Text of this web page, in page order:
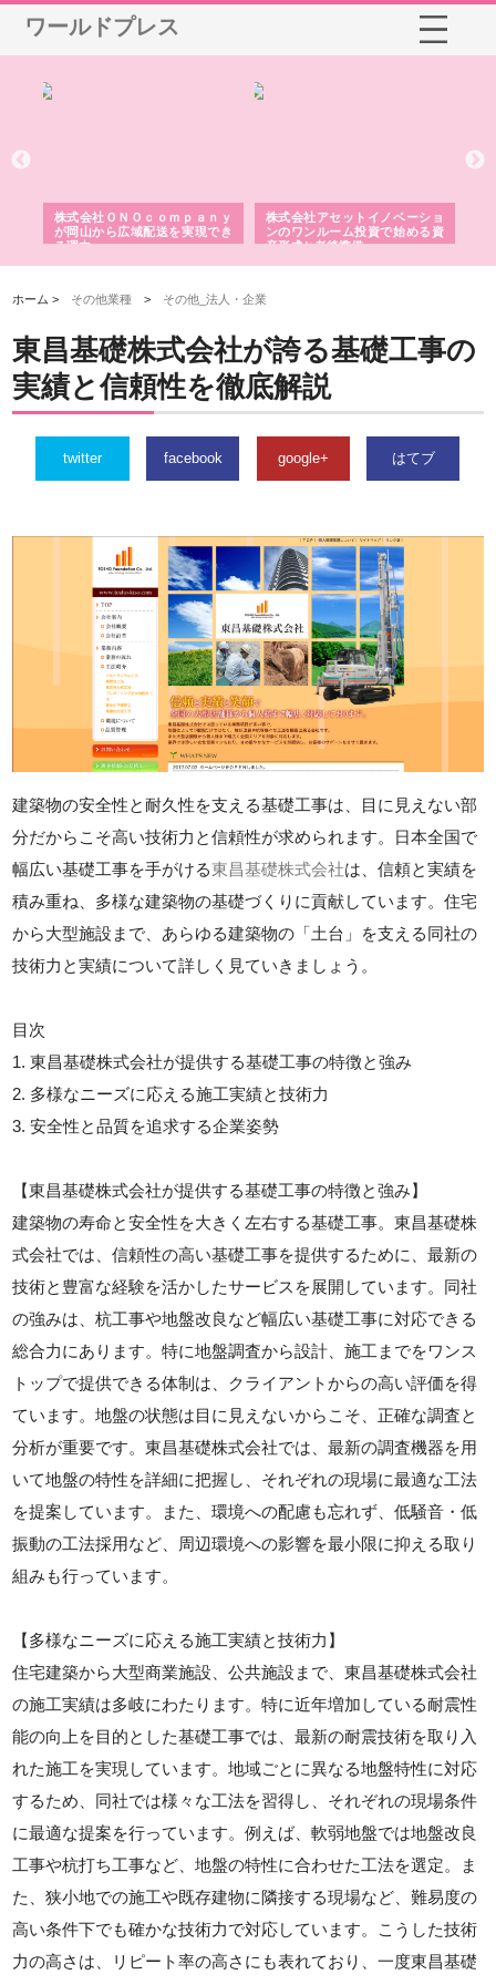
ワールドプレス
株式会社ＯＮＯｃｏｍｐａｎｙ
が岡山から広域配送を実現でき
る理由
株式会社アセットイノベーショ
ンのワンルーム投資で始める資
産形成と老後準備
ホーム > その他業種 > その他_法人・企業
東昌基礎株式会社が誇る基礎工事の
実績と信頼性を徹底解説
twitter facebook google+ はてブ
建築物の安全性と耐久性を支える基礎工事は、目に見えない部
分だからこそ高い技術力と信頼性が求められます。日本全国で
幅広い基礎工事を手がける東昌基礎株式会社は、信頼と実績を
積み重ね、多様な建築物の基礎づくりに貢献しています。住宅
から大型施設まで、あらゆる建築物の「土台」を支える同社の
技術力と実績について詳しく見ていきましょう。
目次
1. 東昌基礎株式会社が提供する基礎工事の特徴と強み
2. 多様なニーズに応える施工実績と技術力
3. 安全性と品質を追求する企業姿勢
【東昌基礎株式会社が提供する基礎工事の特徴と強み】
建築物の寿命と安全性を大きく左右する基礎工事。東昌基礎株
式会社では、信頼性の高い基礎工事を提供するために、最新の
技術と豊富な経験を活かしたサービスを展開しています。同社
の強みは、杭工事や地盤改良など幅広い基礎工事に対応できる
総合力にあります。特に地盤調査から設計、施工までをワンス
トップで提供できる体制は、クライアントからの高い評価を得
ています。地盤の状態は目に見えないからこそ、正確な調査と
分析が重要です。東昌基礎株式会社では、最新の調査機器を用
いて地盤の特性を詳細に把握し、それぞれの現場に最適な工法
を提案しています。また、環境への配慮も忘れず、低騒音・低
振動の工法採用など、周辺環境への影響を最小限に抑える取り
組みも行っています。
【多様なニーズに応える施工実績と技術力】
住宅建築から大型商業施設、公共施設まで、東昌基礎株式会社
の施工実績は多岐にわたります。特に近年増加している耐震性
能の向上を目的とした基礎工事では、最新の耐震技術を取り入
れた施工を実現しています。地域ごとに異なる地盤特性に対応
するため、同社では様々な工法を習得し、それぞれの現場条件
に最適な提案を行っています。例えば、軟弱地盤では地盤改良
工事や杭打ち工事など、地盤の特性に合わせた工法を選定。ま
た、狭小地での施工や既存建物に隣接する現場など、難易度の
高い条件下でも確かな技術力で対応しています。こうした技術
力の高さは、リピート率の高さにも表れており、一度東昌基礎